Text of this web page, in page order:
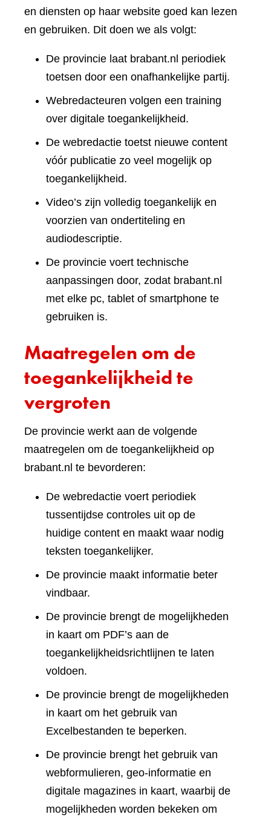
en diensten op haar website goed kan lezen
en gebruiken. Dit doen we als volgt:
De provincie laat brabant.nl periodiek
toetsen door een onafhankelijke partij.
Webredacteuren volgen een training
over digitale toegankelijkheid.
De webredactie toetst nieuwe content
vóór publicatie zo veel mogelijk op
toegankelijkheid.
Video’s zijn volledig toegankelijk en
voorzien van ondertiteling en
audiodescriptie.
De provincie voert technische
aanpassingen door, zodat brabant.nl
met elke pc, tablet of smartphone te
gebruiken is.
Maatregelen om de
toegankelijkheid te
vergroten
De provincie werkt aan de volgende
maatregelen om de toegankelijkheid op
brabant.nl te bevorderen:
De webredactie voert periodiek
tussentijdse controles uit op de
huidige content en maakt waar nodig
teksten toegankelijker.
De provincie maakt informatie beter
vindbaar.
De provincie brengt de mogelijkheden
in kaart om PDF’s aan de
toegankelijkheidsrichtlijnen te laten
voldoen.
De provincie brengt de mogelijkheden
in kaart om het gebruik van
Excelbestanden te beperken.
De provincie brengt het gebruik van
webformulieren, geo-informatie en
digitale magazines in kaart, waarbij de
mogelijkheden worden bekeken om